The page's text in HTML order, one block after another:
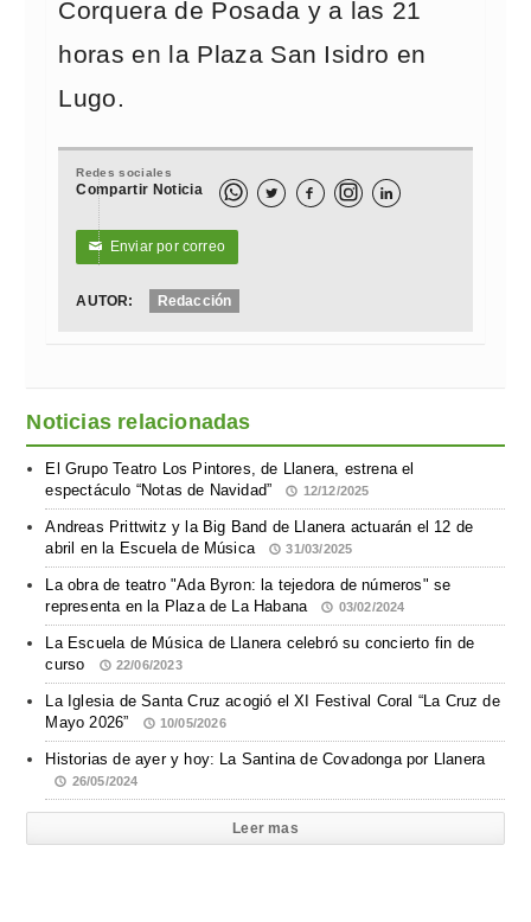
Corquera de Posada y a las 21
horas en la Plaza San Isidro en
Lugo.
Redes sociales
Compartir Noticia   
✉ Enviar por correo
AUTOR: Redacción
Noticias relacionadas
El Grupo Teatro Los Pintores, de Llanera, estrena el
espectáculo “Notas de Navidad”
12/12/2025
Andreas Prittwitz y la Big Band de Llanera actuarán el 12 de
abril en la Escuela de Música
31/03/2025
La obra de teatro "Ada Byron: la tejedora de números" se
representa en la Plaza de La Habana
03/02/2024
La Escuela de Música de Llanera celebró su concierto fin de
curso
22/06/2023
La Iglesia de Santa Cruz acogió el XI Festival Coral “La Cruz de
Mayo 2026”
10/05/2026
Historias de ayer y hoy: La Santina de Covadonga por Llanera
26/05/2024
Leer mas